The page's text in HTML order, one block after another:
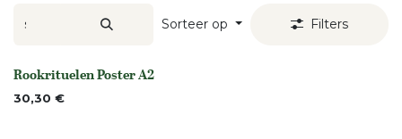
Sorteer op Filters
None
Rookrituelen Poster A2
30,30 €